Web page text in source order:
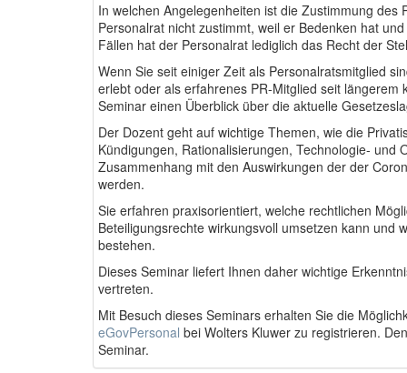
In welchen Angelegenheiten ist die Zustimmung
Personalrat nicht zustimmt, weil er Bedenken hat
Fällen hat der Personalrat lediglich das Recht der
Wenn Sie seit einiger Zeit als Personalratsmitglied
erlebt oder als erfahrenes PR-Mitglied seit
Seminar einen Überblick über die aktuelle
Der Dozent geht auf wichtige Themen, wie die
Kündigungen, Rationalisierungen, Technologie-
Zusammenhang mit den Auswirkungen der der
werden.
Sie erfahren praxisorientiert, welche rechtlichen
Beteiligungsrechte wirkungsvoll umsetzen kann und
bestehen.
Dieses Seminar liefert Ihnen daher wichtige
vertreten.
Mit Besuch dieses Seminars erhalten Sie die
eGovPersonal bei Wolters Kluwer zu registrieren.
Seminar.